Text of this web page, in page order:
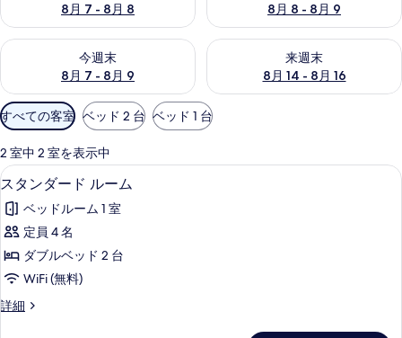
8月 7 - 8月 8
8月 8 - 8月 9
今週末
8月 7 - 8月 9
今週末 8月 7 - 8月 9 の空室状況をチェック
来週末
8月 14 - 8月 16
来週末 8月 14 - 8月 16 の空室
利
用
可
能
な
客
室
の
り
込
すべての客室 ベッド 2 台 ベッド 1 台
2 室中 2 室を表示中
ス
タ
ン
ダ
ー
ル
17
スタンダード ルーム
ベッドルーム 1 室
定員 4 名
ダブルベッド 2 台
WiFi (無料)
詳細
ス